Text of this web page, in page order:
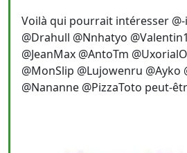
Voilà qui pourrait intéresser @-
@Drahull @Nnhatyo
@JeanMax @AntoTm
@MonSlip @Lujowenru @Ayko
@Nananne @PizzaToto peut-